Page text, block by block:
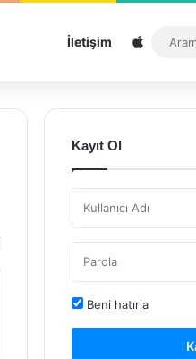
İletişim
Kayıt Ol
Beni hatırla